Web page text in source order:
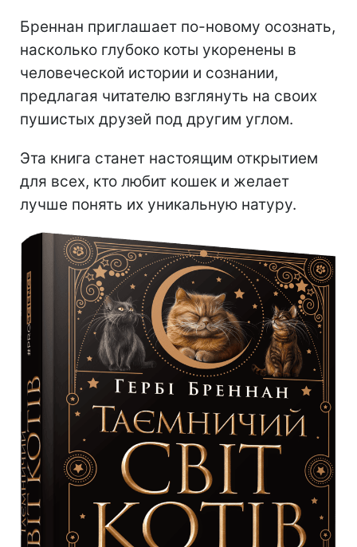
Бреннан приглашает по-новому осознать,
насколько глубоко коты укоренены в
человеческой истории и сознании,
предлагая читателю взглянуть на своих
пушистых друзей под другим углом.
Эта книга станет настоящим открытием
для всех, кто любит кошек и желает
лучше понять их уникальную натуру.